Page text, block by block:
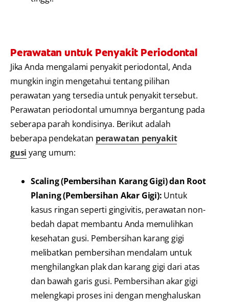
Perawatan untuk Penyakit Periodontal
Jika Anda mengalami penyakit periodontal, Anda
mungkin ingin mengetahui tentang pilihan
perawatan yang tersedia untuk penyakit tersebut.
Perawatan periodontal umumnya bergantung pada
seberapa parah kondisinya. Berikut adalah
beberapa pendekatan perawatan penyakit
gusi yang umum:
Scaling (Pembersihan Karang Gigi) dan Root
Planing (Pembersihan Akar Gigi): Untuk
kasus ringan seperti gingivitis, perawatan non-
bedah dapat membantu Anda memulihkan
kesehatan gusi. Pembersihan karang gigi
melibatkan pembersihan mendalam untuk
menghilangkan plak dan karang gigi dari atas
dan bawah garis gusi. Pembersihan akar gigi
melengkapi proses ini dengan menghaluskan